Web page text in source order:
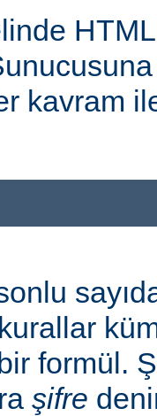
kavram
formül.
şifre